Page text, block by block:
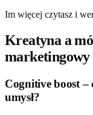
Im więcej czytasz i
Kreatyna a
marketingowy
Cognitive boost –
umysł?